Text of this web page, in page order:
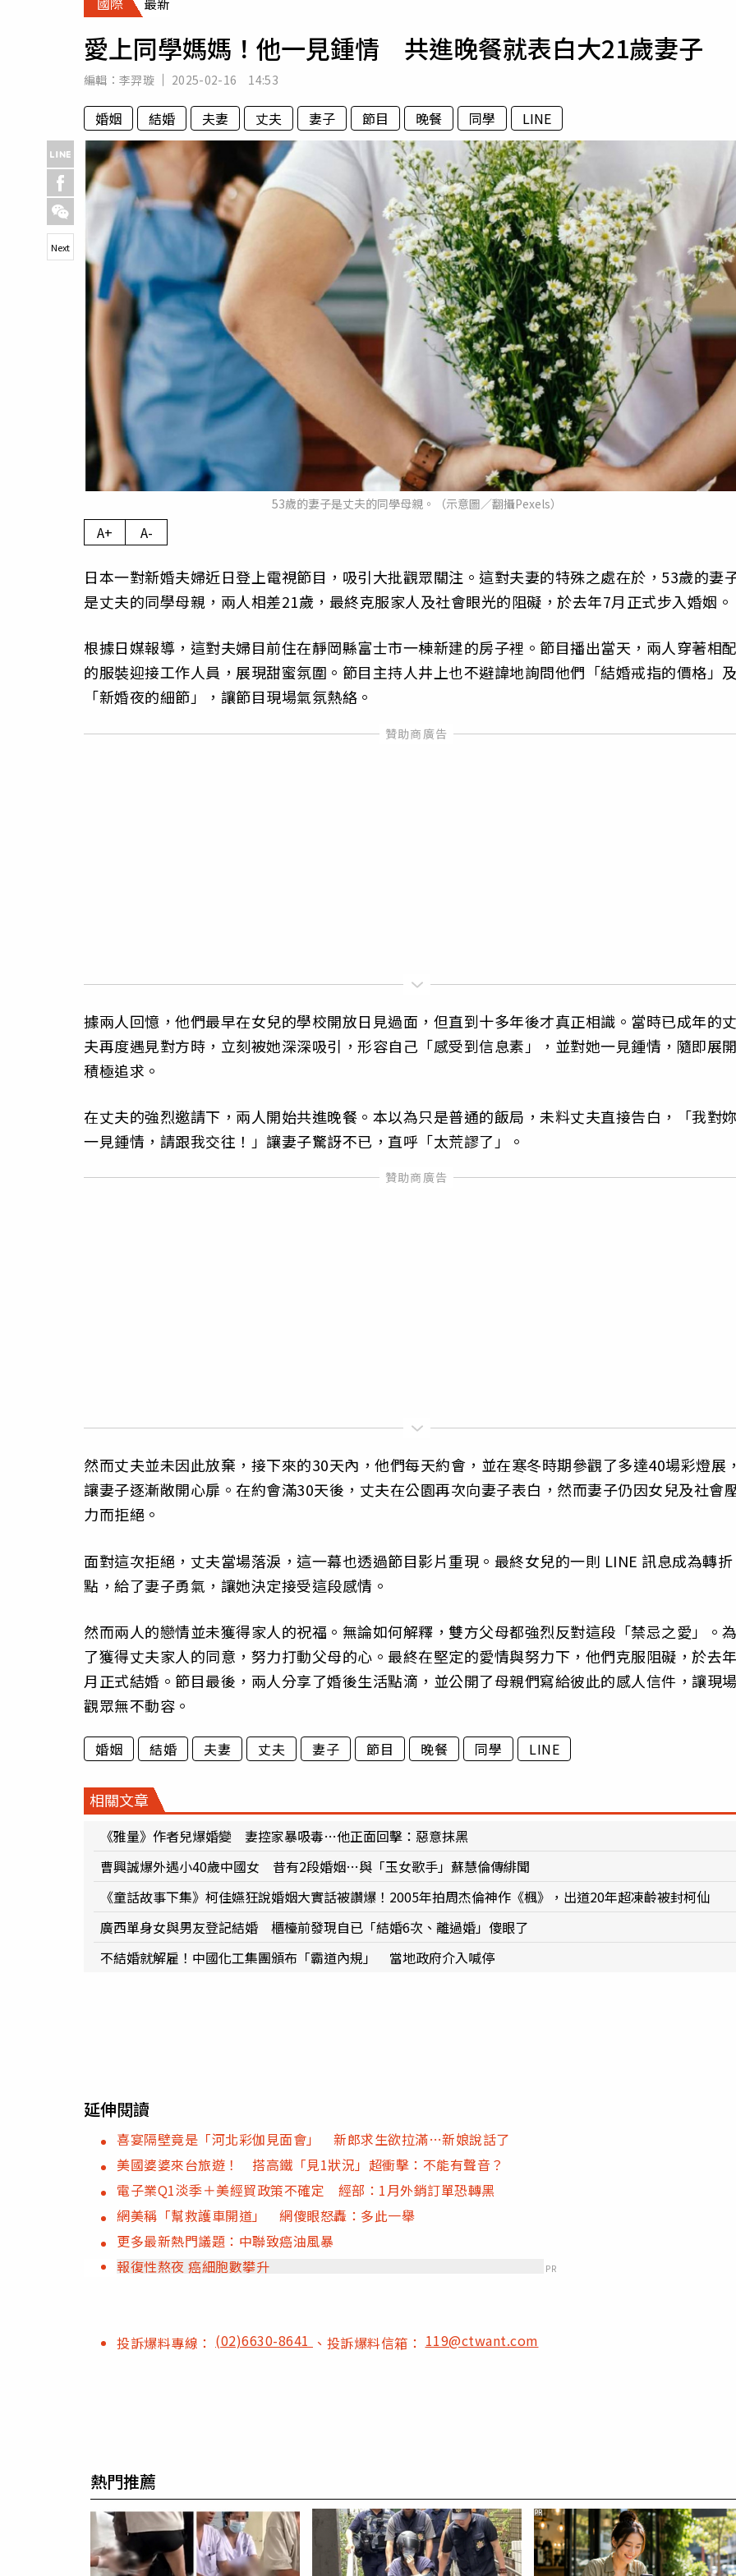
專欄
房產新勢力
運勢
梅酒
愛上同學媽媽！他一見鍾情 共進晚餐就表白大21歲妻子
編輯： 李羿璇 2025-02-16 14:53
婚姻 結婚 夫妻 丈夫 妻子 節目 晚餐 同學 LINE
53歲的妻子是丈夫的同學母親。（示意圖／翻攝Pexels）
Next
A+ A-
日本一對新婚夫婦近日登上電視節目，吸引大批觀眾關注。這對夫妻的特殊之處在於，53歲的妻
是丈夫的同學母親，兩人相差21歲，最終克服家人及社會眼光的阻礙，於去年7月正式步入婚姻。
根據日媒報導，這對夫婦目前住在靜岡縣富士市一棟新建的房子裡。節目播出當天，兩人穿著相
的服裝迎接工作人員，展現甜蜜氛圍。節目主持人井上也不避諱地詢問他們「結婚戒指的價格」
「新婚夜的細節」，讓節目現場氣氛熱絡。
據兩人回憶，他們最早在女兒的學校開放日見過面，但直到十多年後才真正相識。當時已成年的
夫再度遇見對方時，立刻被她深深吸引，形容自己「感受到信息素」，並對她一見鍾情，隨即展
積極追求。
在丈夫的強烈邀請下，兩人開始共進晚餐。本以為只是普通的飯局，未料丈夫直接告白，「我對
一見鍾情，請跟我交往！」讓妻子驚訝不已，直呼「太荒謬了」。
然而丈夫並未因此放棄，接下來的30天內，他們每天約會，並在寒冬時期參觀了多達40場彩燈展
讓妻子逐漸敞開心扉。在約會滿30天後，丈夫在公園再次向妻子表白，然而妻子仍因女兒及社會
力而拒絕。
面對這次拒絕，丈夫當場落淚，這一幕也透過節目影片重現。最終女兒的一則 LINE 訊息成為轉折
點，給了妻子勇氣，讓她決定接受這段感情。
然而兩人的戀情並未獲得家人的祝福。無論如何解釋，雙方父母都強烈反對這段「禁忌之愛」。
了獲得丈夫家人的同意，努力打動父母的心。最終在堅定的愛情與努力下，他們克服阻礙，於去
月正式結婚。節目最後，兩人分享了婚後生活點滴，並公開了母親們寫給彼此的感人信件，讓現
觀眾無不動容。
婚姻 結婚 夫妻 丈夫 妻子 節目 晚餐 同學 LINE
相關文章
《雅量》作者兒爆婚變 妻控家暴吸毒…他正面回擊：惡意抹黑
曹興誠爆外遇小40歲中國女 昔有2段婚姻…與「玉女歌手」蘇慧倫傳緋聞
《童話故事下集》柯佳嬿狂說婚姻大實話被讚爆！2005年拍周杰倫神作《楓》，出道20年超凍齡被封柯仙
廣西單身女與男友登記結婚 櫃檯前發現自已「結婚6次、離過婚」傻眼了
不結婚就解雇！中國化工集團頒布「霸道內規」 當地政府介入喊停
延伸閱讀
喜宴隔壁竟是「河北彩伽見面會」 新郎求生欲拉滿…新娘說話了
美國婆婆來台旅遊！ 搭高鐵「見1狀況」超衝擊：不能有聲音？
電子業Q1淡季＋美經貿政策不確定 經部：1月外銷訂單恐轉黑
網美稱「幫救護車開道」 網傻眼怒轟：多此一舉
更多最新熱門議題：中聯致癌油風暴
報復性熬夜 癌細胞數攀升
PR
投訴爆料專線： (02)6630-8641 、投訴爆料信箱：119@ctwant.com
熱門推薦
PR